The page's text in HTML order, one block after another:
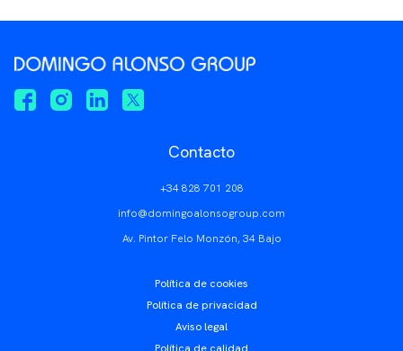
Contacto
+34 828 701 208
info@domingoalonsogroup.com
Av. Pintor Felo Monzón, 34 Bajo
Política de cookies
Política de privacidad
Aviso legal
Política de calidad